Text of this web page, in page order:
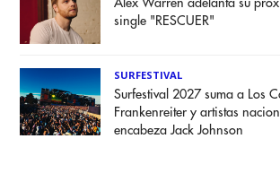
Alex Warren adelanta su
single "RESCUER"
SURFESTIVAL
Surfestival 2027 suma a Los
Frankenreiter y artistas
encabeza Jack Johnson